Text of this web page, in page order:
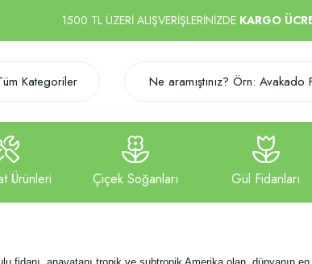
1500 TL ÜZERİ ALIŞVERİŞLERİNİZDE KARGO
Kategoriler